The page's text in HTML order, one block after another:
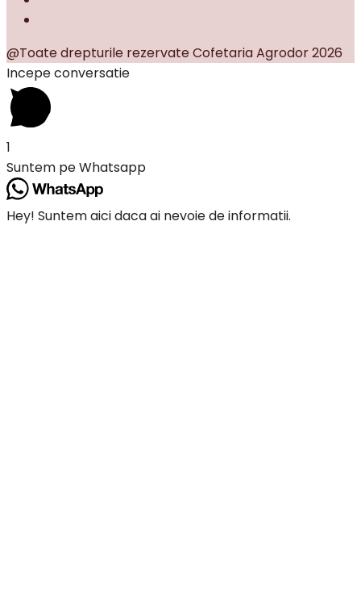
@Toate drepturile rezervate Cofetaria Agrodor 2026
Incepe conversatie
Suntem pe Whatsapp
Hey! Suntem aici daca ai nevoie de informatii.